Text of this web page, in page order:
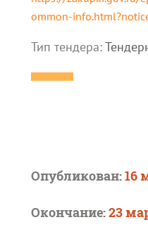
ommon-
Тип тендера:
Опубликован:16
Окончание:23